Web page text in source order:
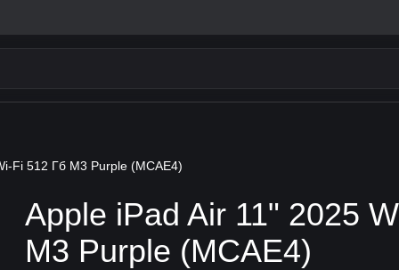
Fi 512 Гб M3 Purple (MCAE4)
Apple iPad Air 11" 2025
M3 Purple (MCAE4)